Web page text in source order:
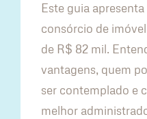
Este guia
consórcio de
de R$ 82 mil.
vantagens, quem
ser contemplado e
melhor